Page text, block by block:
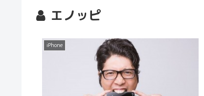
エノッピ
iPhone